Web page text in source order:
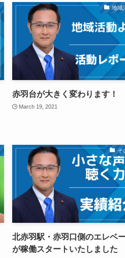
地域
赤羽台が大きく変わります！
March 19, 2021
そ
北赤羽駅・赤羽口側のエレベ
が稼働スタートいたしました